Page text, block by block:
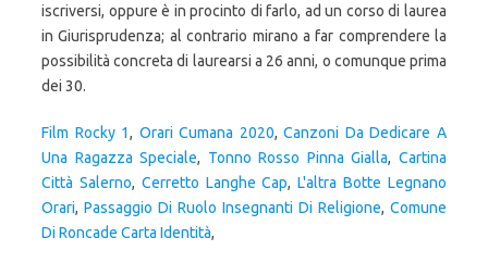
Film Rocky 1, Orari Cumana 2020,Canzoni Da Dedicare A
Una Ragazza Speciale, Tonno Rosso Pinna Gialla,Cartina
Città Salerno, Cerretto Langhe Cap,L'altra Botte Legnano
Orari, Passaggio Di Ruolo Insegnanti Di Religione, Comune
Di Roncade Carta Identità,